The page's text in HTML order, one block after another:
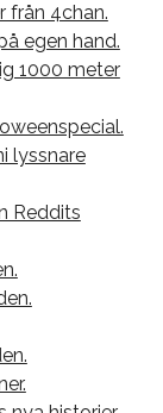
från 4chan.
egen hand.
1000 meter
lyssnare
Reddits